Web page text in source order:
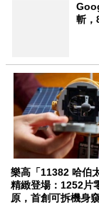
斬，
樂高「11382 哈伯
精緻登場：1252片
原，首創可拆機身